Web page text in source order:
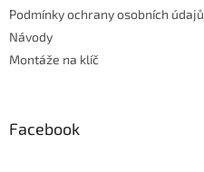
Podmínky ochrany osobních údajů
Návody
Montáže na klíč
Facebook